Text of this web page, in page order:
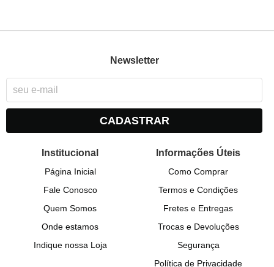
Newsletter
CADASTRAR
Institucional
Página Inicial
Fale Conosco
Quem Somos
Onde estamos
Indique nossa Loja
Informações Úteis
Como Comprar
Termos e Condições
Fretes e Entregas
Trocas e Devoluções
Segurança
Política de Privacidade